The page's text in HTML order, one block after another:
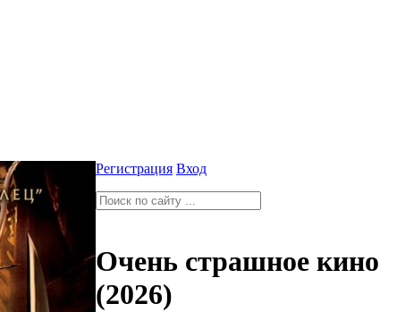
Регистрация Вход
Очень страшное кино
(2026)